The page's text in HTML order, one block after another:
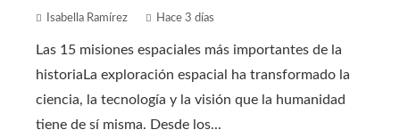
Isabella Ramírez Hace 3 días
Las 15 misiones espaciales más importantes de la
historiaLa exploración espacial ha transformado la
ciencia, la tecnología y la visión que la humanidad
tiene de sí misma. Desde los...